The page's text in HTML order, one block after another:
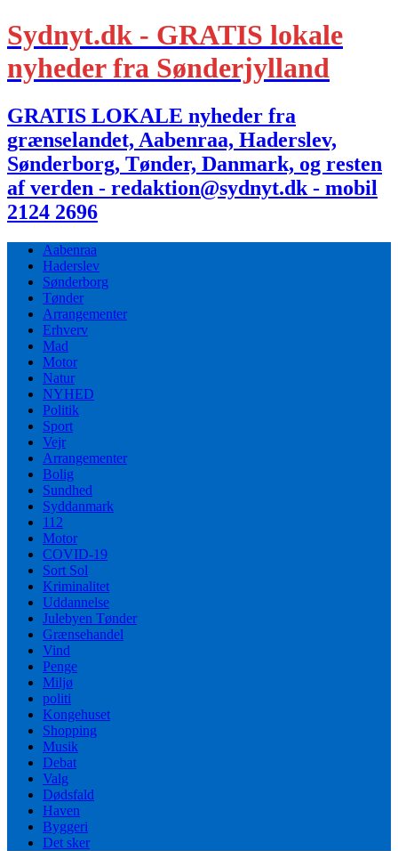
Sydnyt.dk - GRATIS lokale
nyheder fra Sønderjylland
GRATIS LOKALE nyheder fra
grænselandet, Aabenraa, Haderslev,
Sønderborg, Tønder, Danmark, og resten
af verden - redaktion@sydnyt.dk - mobil
2124 2696
Aabenraa
Haderslev
Sønderborg
Tønder
Arrangementer
Erhverv
Mad
Motor
Natur
NYHED
Politik
Sport
Vejr
Arrangementer
Bolig
Sundhed
Syddanmark
112
Motor
COVID-19
Sort Sol
Kriminalitet
Uddannelse
Julebyen Tønder
Grænsehandel
Vind
Penge
Miljø
politi
Kongehuset
Shopping
Musik
Debat
Valg
Dødsfald
Haven
Byggeri
Det sker